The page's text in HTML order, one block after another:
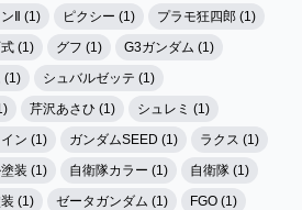
Ⅱ (1) ピクシー (1)
プラモ狂四郎 (1)
(1) グフ (1)
G3ガンダム (1)
(1)
シュバルゼッテ (1)
芹沢あさひ (1)
シュレミ (1)
ン (1) ガンダムSEED (1)
ラクス (1)
装 (1) 自衛隊カラー (1)
自衛隊 (1)
(1) ゼータガンダム (1)
FGO (1)